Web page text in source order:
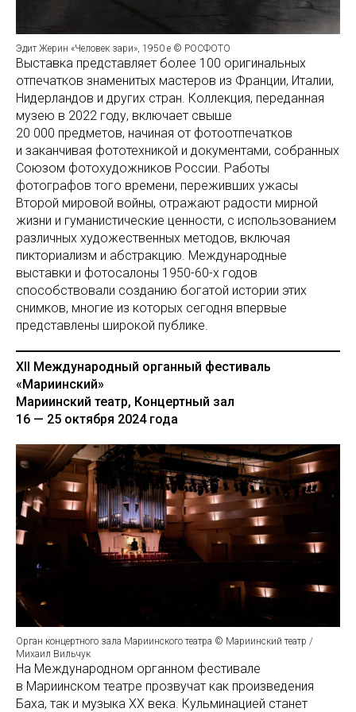
Эдит Жерин «Человек зари», 1950 е © РОСФОТО
Выставка представляет более 100 оригинальных
отпечатков знаменитых мастеров из Франции, Италии,
Нидерландов и других стран. Коллекция, переданная
музею в 2022 году, включает свыше
20 000 предметов, начиная от фотоотпечатков
и заканчивая фототехникой и документами, собранных
Союзом фотохудожников России. Работы
фотографов того времени, переживших ужасы
Второй мировой войны, отражают радости мирной
жизни и гуманистические ценности, с использованием
различных художественных методов, включая
пикториализм и абстракцию. Международные
выставки и фотосалоны 1950-60-х годов
способствовали созданию богатой истории этих
снимков, многие из которых сегодня впервые
представлены широкой публике.
XII Международный органный фестиваль
«Мариинский»
Мариинский театр, Концертный зал
16 — 25 октября 2024 года
Орган концертного зала Мариинского театра © Мариинский театр /
Михаил Вильчук
На Международном органном фестивале
в Мариинском театре прозвучат как произведения
Баха, так и музыка XX века. Кульминацией станет